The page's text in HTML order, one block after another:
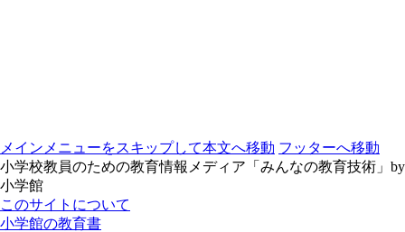
メインメニューをスキップして本文へ移動 フッターへ移動
小学校教員のための教育情報メディア「みんなの教育技術」by
小学館
このサイトについて
小学館の教育書